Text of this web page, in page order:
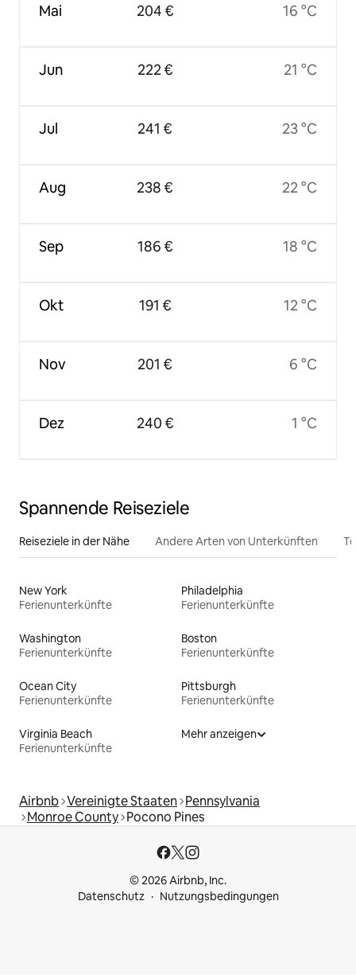
Mai
Jun
Jul
Aug
Sep
Okt
Nov
Dez
204 €
222 €
241 €
238 €
186 €
191 €
201 €
240 €
16 °C
21 °C
23 °C
22 °C
18 °C
12 °C
6 °C
1 °C
Spannende Reiseziele
Reiseziele in der Nähe Andere Arten von Unterkünften
New York
Ferienunterkünfte
Philadelphia
Ferienunterkünfte
Washington
Ferienunterkünfte
Boston
Ferienunterkünfte
Ocean City
Ferienunterkünfte
Pittsburgh
Ferienunterkünfte
Virginia Beach
Ferienunterkünfte
Mehr anzeigen
Airbnb Vereinigte Staaten Pennsylvania
Monroe County Pocono Pines
© 2026 Airbnb, Inc.
Datenschutz
Nutzungsbedingungen